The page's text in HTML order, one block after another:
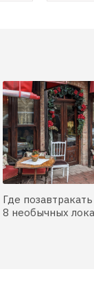
Где
8 необычных